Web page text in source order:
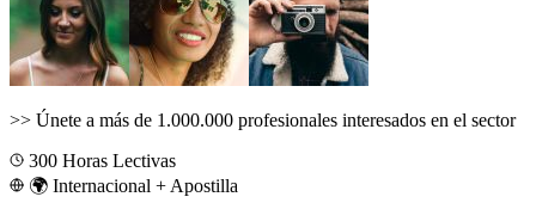
>> Únete a más de 1.000.000 profesionales interesados en el sector
300 Horas Lectivas
🌍 Internacional + Apostilla